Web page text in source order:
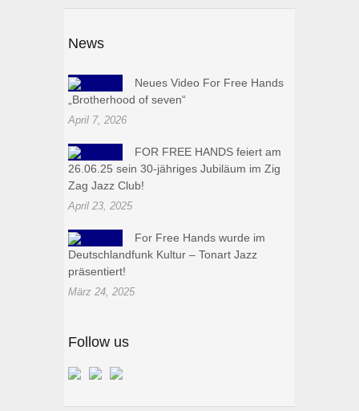
News
Neues Video For Free Hands
„Brotherhood of seven“
April 7, 2026
FOR FREE HANDS feiert am
26.06.25 sein 30-jähriges Jubiläum im Zig
Zag Jazz Club!
April 23, 2025
For Free Hands wurde im
Deutschlandfunk Kultur – Tonart Jazz
präsentiert!
März 24, 2025
Follow us